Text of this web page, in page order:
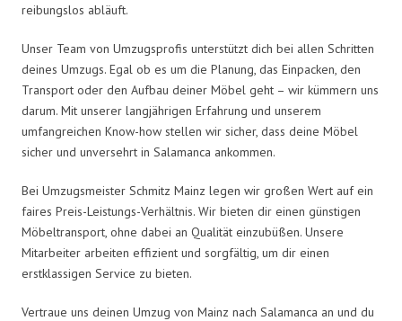
reibungslos abläuft.
Unser Team von Umzugsprofis unterstützt dich bei allen Schritten
deines Umzugs. Egal ob es um die Planung, das Einpacken, den
Transport oder den Aufbau deiner Möbel geht – wir kümmern uns
darum. Mit unserer langjährigen Erfahrung und unserem
umfangreichen Know-how stellen wir sicher, dass deine Möbel
sicher und unversehrt in Salamanca ankommen.
Bei Umzugsmeister Schmitz Mainz legen wir großen Wert auf ein
faires Preis-Leistungs-Verhältnis. Wir bieten dir einen günstigen
Möbeltransport, ohne dabei an Qualität einzubüßen. Unsere
Mitarbeiter arbeiten effizient und sorgfältig, um dir einen
erstklassigen Service zu bieten.
Vertraue uns deinen Umzug von Mainz nach Salamanca an und du